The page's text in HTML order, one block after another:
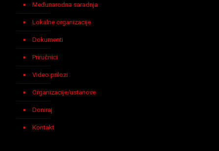
Međunarodna saradnja
Lokalne organizacije
Dokumenti
Priručnici
Video prilozi
Organizacije/ustanove
Doniraj
Kontakt